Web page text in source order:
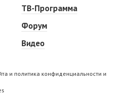
ТВ-Программа
Форум
Видео
и политика конфиденциальности и